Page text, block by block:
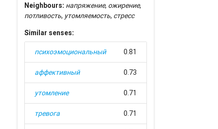
Neighbours: напряжение, ожирение,
потливость, утомляемость, стресс
Similar senses:
психоэмоциональный 0.81
аффективный 0.73
утомление 0.71
тревога 0.71